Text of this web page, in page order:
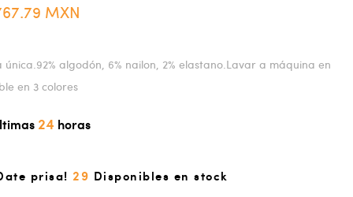
MXN
algodón, 6% nailon, 2% elastano.Lavar a máquina en
en 3 colores
24 horas
prisa! 29 Disponibles en stock